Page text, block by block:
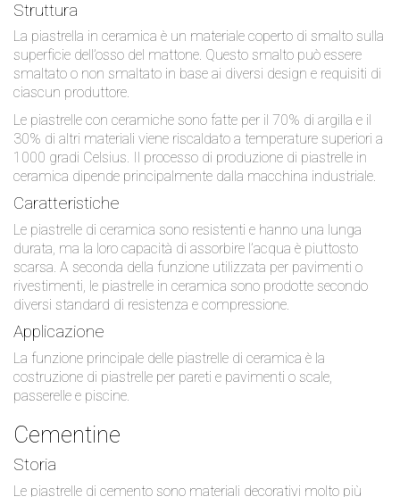
Struttura
La piastrella in ceramica è un materiale coperto di smalto sulla
superficie dell’osso del mattone. Questo smalto può essere
smaltato o non smaltato in base ai diversi design e requisiti di
ciascun produttore.
Le piastrelle con ceramiche sono fatte per il 70% di argilla e il
30% di altri materiali viene riscaldato a temperature superiori a
1000 gradi Celsius. Il processo di produzione di piastrelle in
ceramica dipende principalmente dalla macchina industriale.
Caratteristiche
Le piastrelle di ceramica sono resistenti e hanno una lunga
durata, ma la loro capacità di assorbire l’acqua è piuttosto
scarsa. A seconda della funzione utilizzata per pavimenti o
rivestimenti, le piastrelle in ceramica sono prodotte secondo
diversi standard di resistenza e compressione.
Applicazione
La funzione principale delle piastrelle di ceramica è la
costruzione di piastrelle per pareti e pavimenti o scale,
passerelle e piscine.
Cementine
Storia
Le piastrelle di cemento sono materiali decorativi molto più